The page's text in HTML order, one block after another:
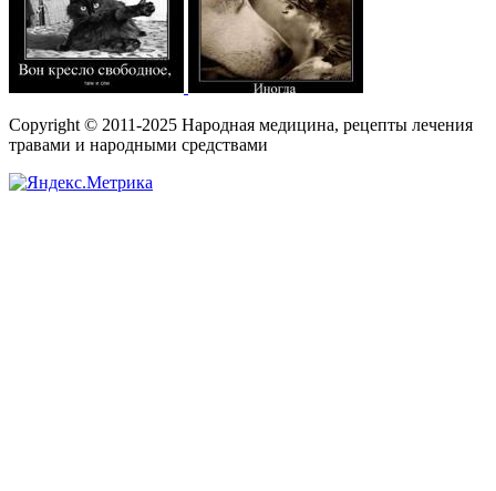
Copyright © 2011-2025 Народная медицина, рецепты лечения
травами и народными средствами